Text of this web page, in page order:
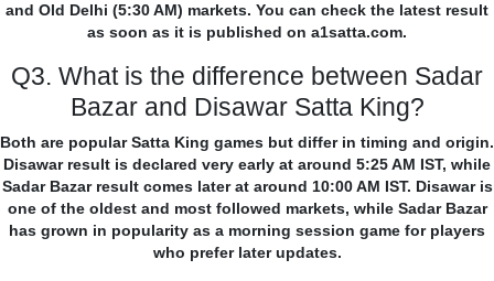
and Old Delhi (5:30 AM) markets. You can check the latest result
as soon as it is published on a1satta.com.
Q3. What is the difference between Sadar
Bazar and Disawar Satta King?
Both are popular Satta King games but differ in timing and origin.
Disawar result is declared very early at around 5:25 AM IST, while
Sadar Bazar result comes later at around 10:00 AM IST. Disawar is
one of the oldest and most followed markets, while Sadar Bazar
has grown in popularity as a morning session game for players
who prefer later updates.